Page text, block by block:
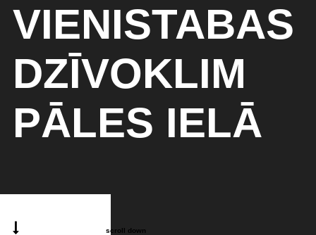
VIENISTABAS
DZĪVOKLIM
PĀLES IELĀ
scroll down